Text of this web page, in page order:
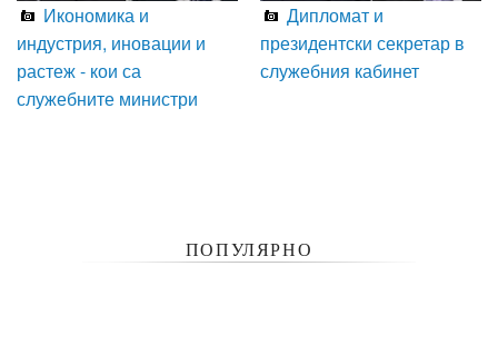
Икономика и
индустрия, иновации и
растеж - кои са
служебните министри
Дипломат и
президентски секретар в
служебния кабинет
ПОПУЛЯРНО